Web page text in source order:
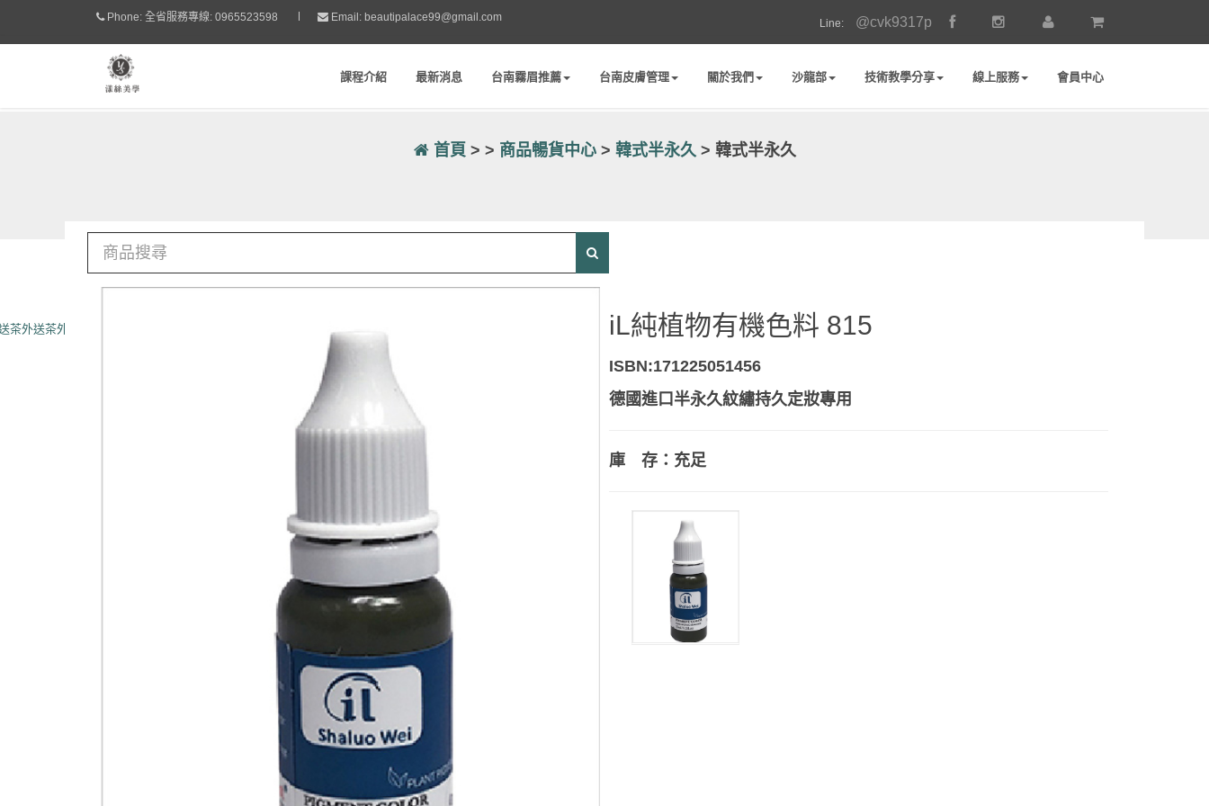
Phone: 全省服務專線: 0965523598 Email: beautipalace99@gmail.com Line: @cvk9317p
課程介紹 最新消息 台南霧眉推薦 台南皮膚管理 關於我們 沙龍部 技術教學分享 線上服務 會員中心
首頁 > > 商品暢貨中心> 韓式半永久> 韓式半永久
iL純植物有機色料 815
ISBN:171225051456
德國進口半永久紋繡持久定妝專用
庫 存：充足
茶外送茶外送茶